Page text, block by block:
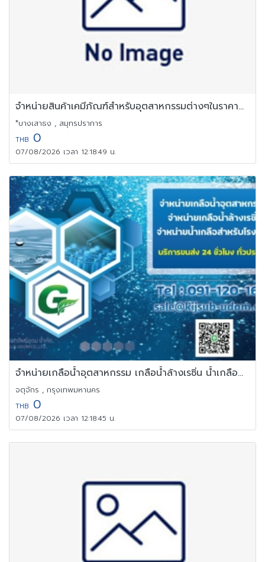
จำหน่ายสินค้าเคมีภัณฑ์สำหรับอุตสาหกรรมต่างๆในราคาถูกจากโรงงาน
*บางเสาธง , สมุทรปราการ
THB 0
07/08/2026 เวลา 12:18:49 น.
จำหน่ายเกลือน้ำอุตสาหกรรม เกลือน้ำล้างเรซิ่น น้ำเกลือสำหรับโรงงาน
จตุจักร , กรุงเทพมหานคร
THB 0
07/08/2026 เวลา 12:18:45 น.